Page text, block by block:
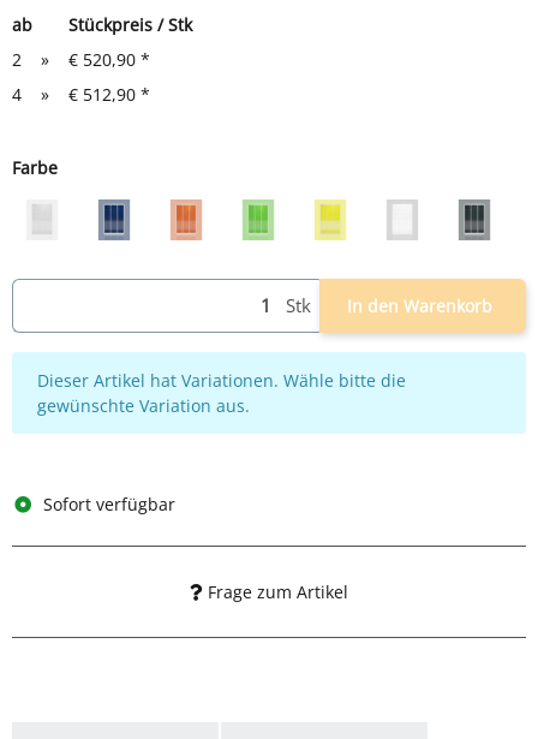
ab
Stückpreis / Stk
2
» € 520,90 *
4
» € 512,90 *
Farbe
Stk In den Warenkorb
x
Dieser Artikel hat Variationen. Wähle bitte die
gewünschte Variation aus.
Sofort verfügbar
Frage zum Artikel